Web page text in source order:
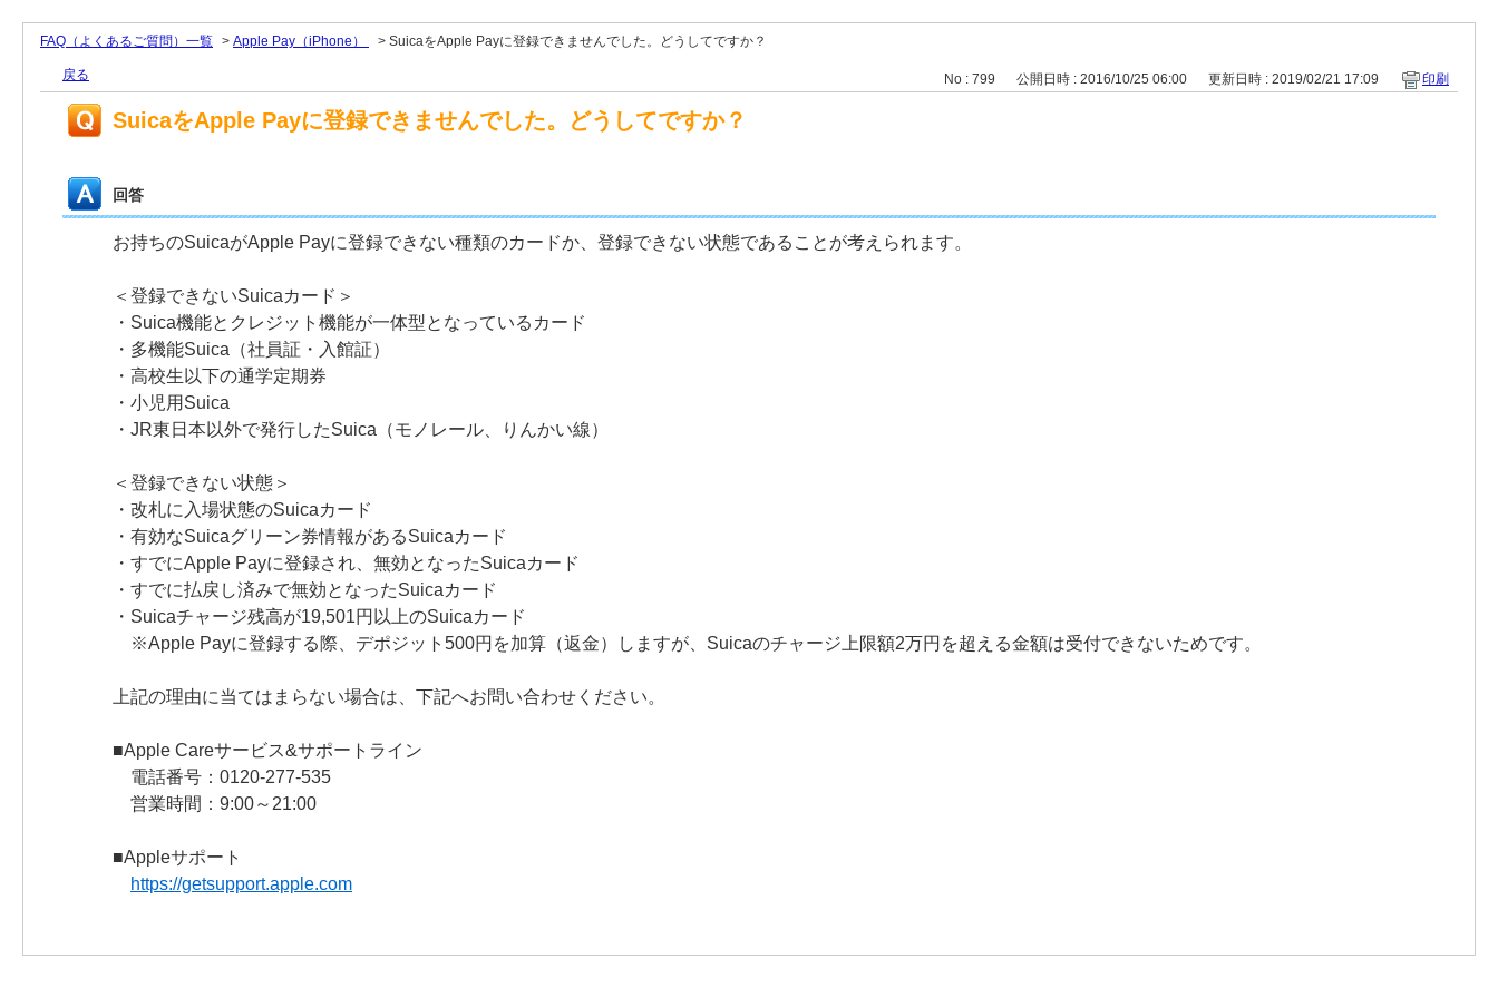
FAQ（よくあるご質問）一覧 > Apple Pay（iPhone） > SuicaをApple Payに登録できませんでした。どうしてですか？
戻る No : 799 公開日時 : 2016/10/25 06:00 更新日時 : 2019/02/21 17:09 印刷
SuicaをApple Payに登録できませんでした。どうしてですか？
回答
お持ちのSuicaがApple Payに登録できない種類のカードか、登録できない状態であることが考えられます。
＜登録できないSuicaカード＞
・Suica機能とクレジット機能が一体型となっているカード
・多機能Suica（社員証・入館証）
・高校生以下の通学定期券
・小児用Suica
・JR東日本以外で発行したSuica（モノレール、りんかい線）
＜登録できない状態＞
・改札に入場状態のSuicaカード
・有効なSuicaグリーン券情報があるSuicaカード
・すでにApple Payに登録され、無効となったSuicaカード
・すでに払戻し済みで無効となったSuicaカード
・Suicaチャージ残高が19,501円以上のSuicaカード
※Apple Payに登録する際、デポジット500円を加算（返金）しますが、Suicaのチャージ上限額2万円を超える金額は受付できないためです。
上記の理由に当てはまらない場合は、下記へお問い合わせください。
■Apple Careサービス&サポートライン
電話番号：0120-277-535
営業時間：9:00～21:00
■Appleサポート
https://getsupport.apple.com